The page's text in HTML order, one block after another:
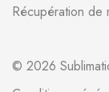
Récupération de
© 2026